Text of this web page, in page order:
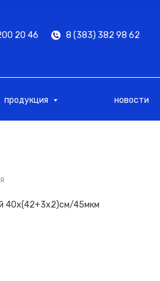
20 46 8 (383) 382 98 62
продукция новости
40х(42+3х2)см/45мкм